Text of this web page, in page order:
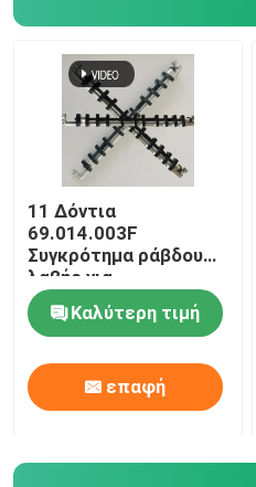
11 Δόντια
69.014.003F
Συγκρότημα ράβδου
λαβής για
τυπογραφείο
Heidelberg GTO52
Καλύτερη τιμή
επαφή